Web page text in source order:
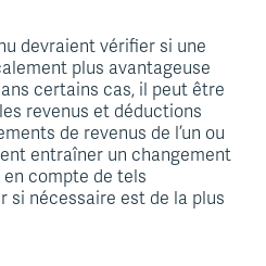
devraient vérifier si une
plus avantageuse
certains cas, il peut être
revenus et déductions
de revenus de l’un ou
entraîner un changement
en compte de tels
si nécessaire est de la plus